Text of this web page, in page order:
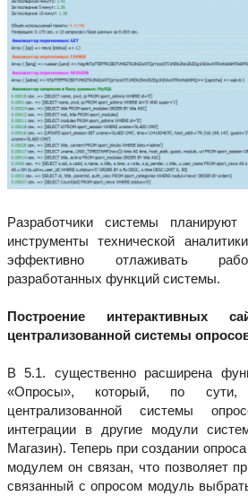
Разработчики системы
инструменты технической
эффективно отлаживать
разработанных функций системы.
Построение интерактивных
централизованной системы
В 5.1. существенно расширена
«Опросы», который, по сути,
централизованной системы
интеграции в другие модули
Магазин). Теперь при создании
модулем он связан, что позволяет
связанный с опросом модуль